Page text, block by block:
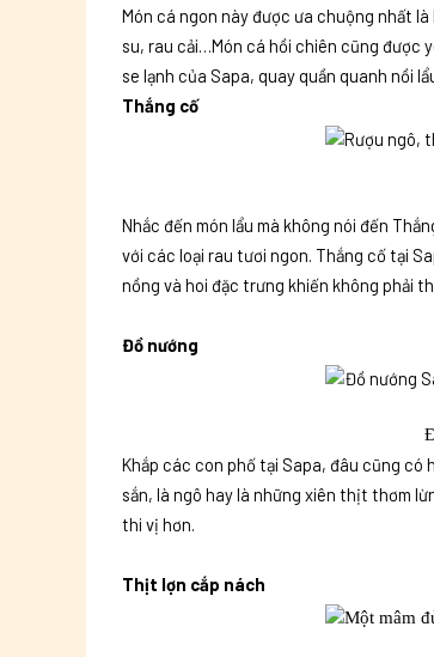
Món cá ngon này được ưa chuộng nhất
su, rau cải…Món cá hồi chiên cũng được
se lạnh của Sapa, quay quần quanh nồi
Thắng cố
Nhắc đến món lẩu mà không nói đến
với các loại rau tươi ngon. Thắng cố tại
nồng và hoi đặc trưng khiến không phải
Đồ nướng
Khắp các con phố tại Sapa, đâu cũng có
sắn, là ngô hay là những xiên thịt thơm
thi vị hơn.
Thịt lợn cắp nách